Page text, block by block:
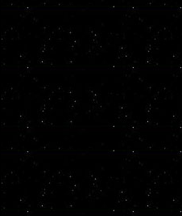
Саске/Самуи
НаруТен
ЗабуХаку
СуйгКарин
ДжираКабу
Тендзо (Ямато)
КисаИта
Мадара/Самуи
Хидан/Сакура
СайТема
(1)
Суйгецу/Сакура
(1)
Идзуна